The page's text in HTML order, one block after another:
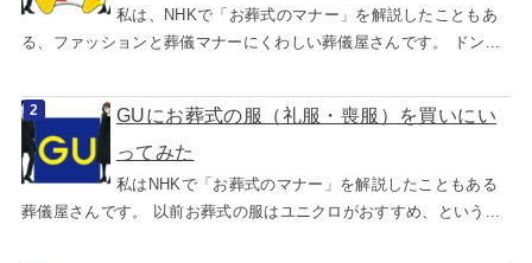
私は、NHKで「お葬式のマナー」を解説したこともあ
る、ファッションと葬儀マナーにくわしい葬儀屋さんです。 ドン...
GUにお葬式の服（礼服・喪服）を買いにい
ってみた
私はNHKで「お葬式のマナー」を解説したこともある
葬儀屋さんです。 以前お葬式の服はユニクロがおすすめ、という...